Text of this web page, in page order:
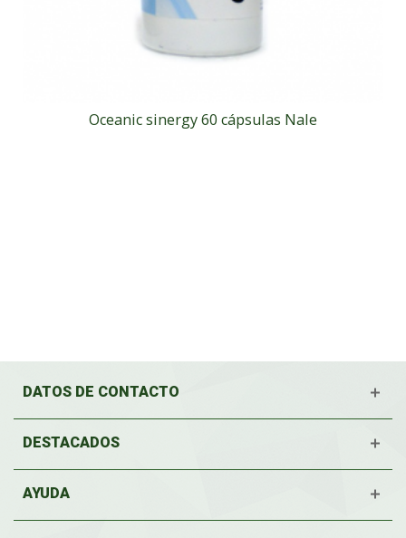
Oceanic sinergy 60 cápsulas Nale
DATOS DE CONTACTO
DESTACADOS
AYUDA